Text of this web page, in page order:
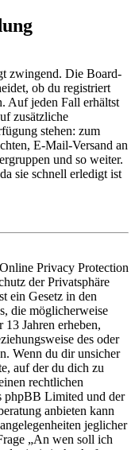
zwingend. Die Board-
ob du registriert
Auf jeden Fall erhältst
zusätzliche
stehen: zum
E-Mail-Versand an
und so weiter.
sie schnell erledigt ist
Privacy Protection
der Privatsphäre
ein Gesetz in den
die möglicherweise
Jahren erheben,
des oder
Wenn du dir unsicher
auf der du dich zu
rechtlichen
phpBB Limited und der
anbieten kann
jeglicher
„An wen soll ich